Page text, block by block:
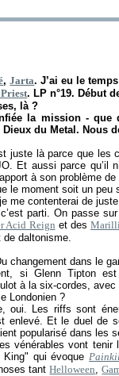
,Jarta. J’ai eu le
. LP n°19. Début
là ?
la mission -
du Metal. Nous
juste là parce que
Et aussi parce qu’il
à son problème
le moment soit un
me contenterai de
parti. On passe
Acid Reign et des
daltonisme.
changement dans le
si Glenn Tipton
à la six-cordes, avec
Londonien ?
oui. Les riffs sont
enlevé. Et le duel de
popularisé dans les
vénérables vont tenir
King" qui évoque
tantHelloween,